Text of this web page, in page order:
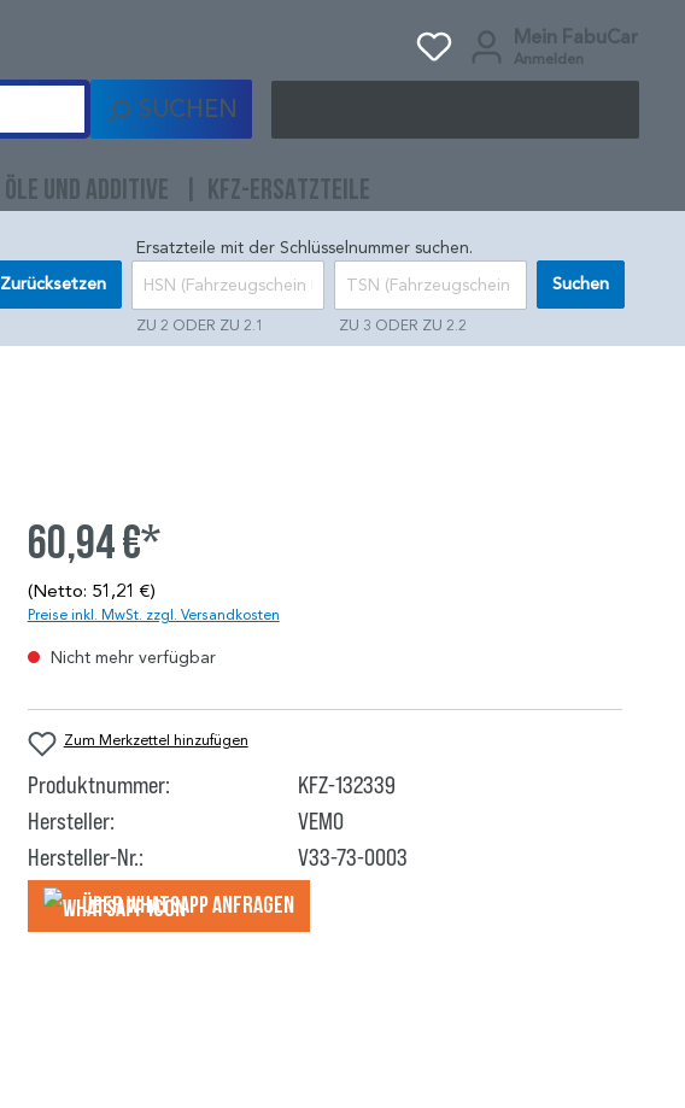
Mein FabuCar
Anmelden
SUCHEN
ÖLE UND ADDITIVE KFZ-ERSATZTEILE
Zurücksetzen
Ersatzteile mit der Schlüsselnummer suchen.
ZU 2 ODER ZU 2.1 ZU 3 ODER ZU 2.2
Suchen
60,94 €*
(Netto: 51,21 €)
Preise inkl. MwSt. zzgl. Versandkosten
Nicht mehr verfügbar
Zum Merkzettel hinzufügen
Produktnummer:
KFZ-132339
Hersteller:
VEMO
Hersteller-Nr.:
V33-73-0003
Über WhatsApp anfragеn